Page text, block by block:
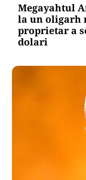
Megayahtul
la un oligarh
proprietar a
dolari